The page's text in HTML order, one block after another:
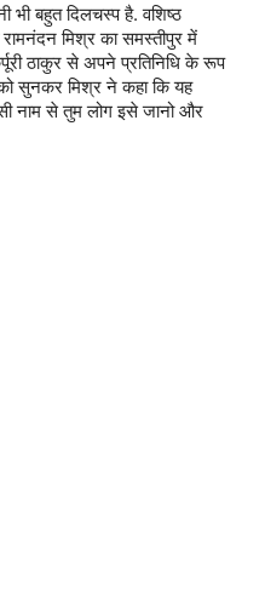
भी बहुत दिलचस्प है. वशिष्ठ
मिश्र का समस्तीपुर में
ठाकुर से अपने प्रतिनिधि के रूप
सुनकर मिश्र ने कहा कि यह
नाम से तुम लोग इसे जानो और